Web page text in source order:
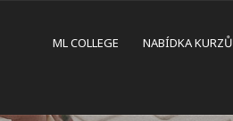
ML COLLEGE NABÍDKA KURZŮ